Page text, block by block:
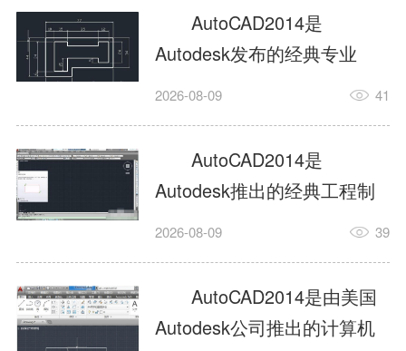
行业工程设计。版本新增图
纸标签页、实景地理地图、
协同设计交流模块，优化命
令行智能纠错与图层批量管
理，支持Win8触屏操作、点
云扫描数据导入，兼容各类
DWG图纸格式，文件互通...
AutoCAD2014是
Autodesk发布的经典专业
CAD制图设计软件，是工程
绘图工具。软件专注精准二
维绘图、图纸编辑、参数化
设计及基础三维建模，广泛
应用于建筑设计、机械制
造、土木工程、室内设计等
多个行业。软件优化绘图流
畅度与文件兼容性，支持参
2026-08-09 41
AutoCAD2014是
Autodesk推出的经典工程制
图设计软件，主打高效精准
建模作业，适配建筑、机
械、市政、室内设计等多行
业场景。软件优化运行机制
2026-08-09 39
AutoCAD2014是由美国
Autodesk公司推出的计算机